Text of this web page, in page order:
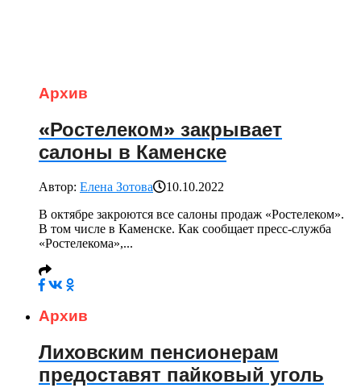
Архив
«Ростелеком» закрывает
салоны в Каменске
Автор: Елена Зотова
10.10.2022
В октябре закроются все салоны продаж «Ростелеком».
В том числе в Каменске. Как сообщает пресс-служба
«Ростелекома»,...
Архив
Лиховским пенсионерам
предоставят пайковый уголь